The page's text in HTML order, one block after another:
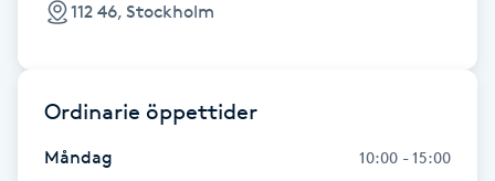
Friskvårdsmassage
Funktionsanalys
112 46, Stockholm
Ordinarie öppettider
Måndag 10:00 - 15:00